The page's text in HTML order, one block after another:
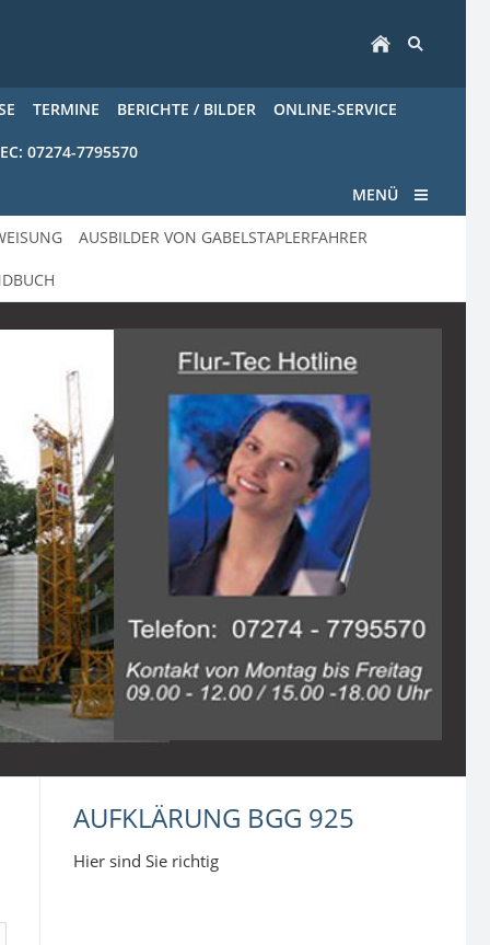
TERMINE BERICHTE / BILDER ONLINE-SERVICE
07274-7795570
MENÜ
AUSBILDER VON GABELSTAPLERFAHRER
AUFKLÄRUNG BGG 925
Hier sind Sie richtig